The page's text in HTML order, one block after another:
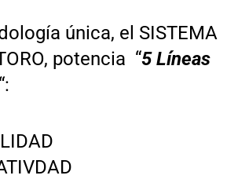
única, el SISTEMA
potencia “5 Líneas
“: